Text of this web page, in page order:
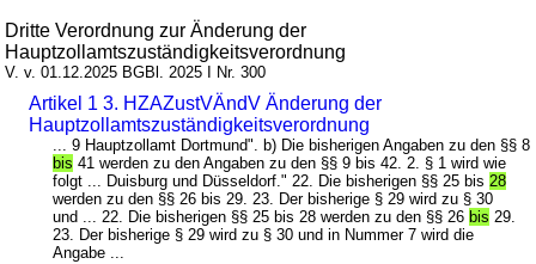
Dritte Verordnung zur Änderung der
Hauptzollamtszuständigkeitsverordnung
V. v. 01.12.2025 BGBl. 2025 I Nr. 300
Artikel 1 3. HZAZustVÄndV Änderung der
Hauptzollamtszuständigkeitsverordnung
... 9 Hauptzollamt Dortmund". b) Die bisherigen Angaben zu den §§ 8
bis 41 werden zu den Angaben zu den §§ 9 bis 42. 2. § 1 wird wie
folgt ... Duisburg und Düsseldorf." 22. Die bisherigen §§ 25 bis28
werden zu den §§ 26 bis 29. 23. Der bisherige § 29 wird zu § 30
und ... 22. Die bisherigen §§ 25 bis 28 werden zu den §§ 26 bis 29.
23. Der bisherige § 29 wird zu § 30 und in Nummer 7 wird die
Angabe ...